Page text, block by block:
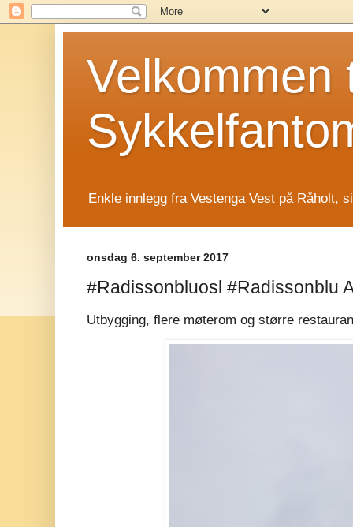
Velkommen
Enkle innlegg fra Vestenga Vest på Råholt,
onsdag 6. september 2017
#Radissonbluosl #Radissonblu
Utbygging, flere møterom og større